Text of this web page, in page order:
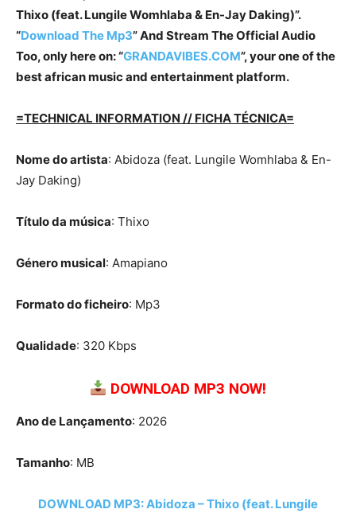
Thixo (feat. Lungile Womhlaba & En-Jay Daking)”.
“Download The Mp3” And Stream The Official Audio
Too, only here on: “GRANDAVIBES.COM”, your one of the
best african music and entertainment platform.
=TECHNICAL INFORMATION // FICHA TÉCNICA=
Nome do artista: Abidoza (feat. Lungile Womhlaba & En-
Jay Daking)
Título da música: Thixo
Género musical: Amapiano
Formato do ficheiro: Mp3
Qualidade: 320 Kbps
DOWNLOAD MP3 NOW!
Ano de Lançamento: 2026
Tamanho: MB
DOWNLOAD MP3: Abidoza – Thixo (feat. Lungile